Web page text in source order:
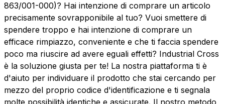
863/001-000)? Hai intenzione di comprare un articolo
precisamente sovrapponibile al tuo? Vuoi smettere di
spendere troppo e hai intenzione di comprare un
efficace rimpiazzo, conveniente e che ti faccia spendere
poco ma riuscire ad avere eguali effetti? Industrial Cross
è la soluzione giusta per te! La nostra piattaforma ti è
d'aiuto per individuare il prodotto che stai cercando per
mezzo del proprio codice d'identificazione e ti segnala
molte possibilità identiche e assicurate. Il nostro metodo